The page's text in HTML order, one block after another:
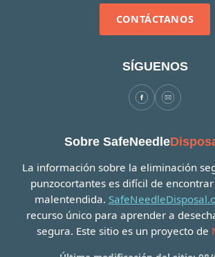
CONTÁCTANOS
SÍGUENOS
Sobre SafeNeedle
La información sobre la eliminación
punzocortantes es difícil de
malentendida.
recurso único para aprender a
segura. Este sitio es un proyecto de